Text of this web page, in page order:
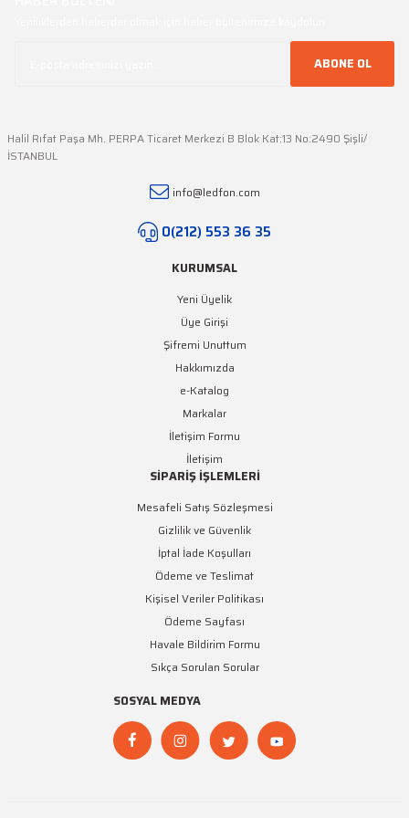
Gönder
ABONE OL
Halil Rıfat Paşa Mh. PERPA Ticaret Merkezi B Blok Kat:13 No:2490 Şişli/
İSTANBUL
info@ledfon.com
0(212) 553 36 35
KURUMSAL
Yeni Üyelik
Üye Girişi
Şifremi Unuttum
Hakkımızda
e-Katalog
Markalar
İletişim Formu
İletişim
SİPARİŞ İŞLEMLERİ
Mesafeli Satış Sözleşmesi
Gizlilik ve Güvenlik
İptal İade Koşulları
Ödeme ve Teslimat
Kişisel Veriler Politikası
Ödeme Sayfası
Havale Bildirim Formu
Sıkça Sorulan Sorular
SOSYAL MEDYA